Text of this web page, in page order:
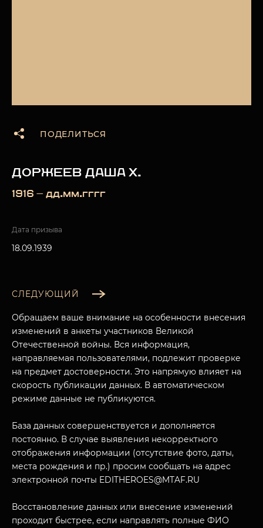
ПОДЕЛИТЬСЯ
ДОРЖЕЕВ ДАША Х.
1916 — дд.мм.гггг
Дата призыва
18.09.1939
СЛЕДУЮЩИЙ
Обращаем ваше внимание на особенности внесения
изменений в анкеты участников Великой
Отечественной войны. Вся информация,
направляемая пользователями, подлежит проверке
на предмет достоверности. Это напрямую влияет на
скорость публикации данных. В автоматическом
режиме данные не публикуются.
База данных совершенствуется и дополняется
постоянно. В случае выявления некорректного
отображения информации (отсутствие фото, даты,
места рождения и пр.) просим сообщать на адрес
электронной почты EDITHEROES@MTAF.RU
Восстановление данных или внесение изменений
проходит быстрее, если направлять полные ФИО